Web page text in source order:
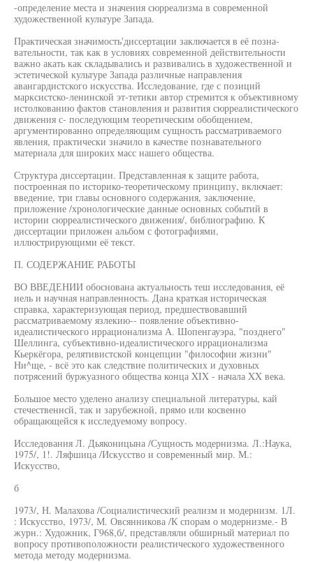
-определение места и значения сюрреализма в современной
художественной культуре Запада.
Практическая значимость'диссертации заключается в её позна-
вательности, так как в условиях современной действительности
важно акать как складывались и развивались в художественной и
эстетической культуре Запада различные направления
авангардистского искусства. Исследование, где с позиций
марксистско-ленинской эт-тетики автор стремится к объективному
истолкованию фактов становления и развития сюрреалистического
движения с- последующим теоретическим обобщением,
аргументированно определяющим сущность рассматриваемого
явления, практически значило в качестве познавательного
материала для широких масс нашего общества.
Структура диссертации. Представленная к защите работа,
построенная по историко-теоретическому принципу, включает:
введение, три главы основного содержания, заключение,
приложение /хронологические данные основных событий в
истории сюрреалистического движения/, библиографию. К
диссертации приложен альбом с фотографиями,
иллюстрирующими её текст.
П. СОДЕРЖАНИЕ РАБОТЫ
ВО ВВЕДЕНИИ обоснована актуальность теш исследования, её
иель и научная направленность. Дана краткая историческая
справка, характеризующая период, предшествовавший
рассматриваемому язлекию-- появление объективно-
идеалистического иррационализма А. Шопенгауэра, "позднего"
Шеллинга, субъективно-идеалистического иррационализма
Кьеркёгора, релятивистской концепции "философии жизни"
Ни^ще, - всё это как следствие политических и духовных
потрясений буржуазного общества конца XIX - начала XX века.
Большое место уделено анализу специальной литературы, кай
стечественнсй, так и зарубежной, прямо или косвенно
обращающейся к исследуемому вопросу.
Исследования Л. Дьяконицына /Сущность модернизма. Л.:Наука,
1975/, 1!. Ляфшица /Искусство и современный мир. М.:
Искусство,
б
1973/, Н. Малахова /Социалистический реализм и модернизм. 1Л.
: Искусство, 1973/, М. Овсянникова /К спорам о модернизме.- В
журн.: Художник, Г968,б/, представляли обширный материал по
вопросу противоположности реалистического художественного
метода методу модернизма.